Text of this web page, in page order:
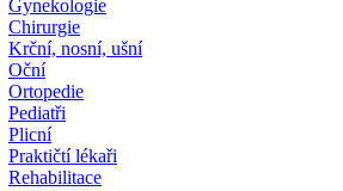
Gynekologie
Chirurgie
Krční, nosní, ušní
Oční
Ortopedie
Pediatři
Plicní
Praktičtí lékaři
Rehabilitace